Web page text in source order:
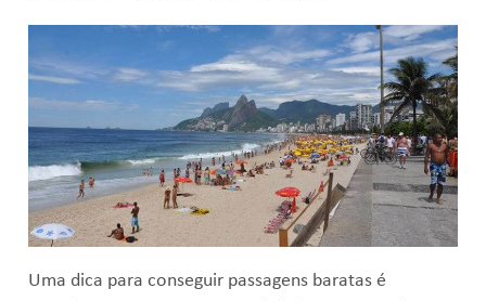
Uma dica para conseguir passagens baratas é